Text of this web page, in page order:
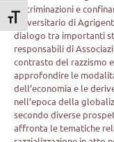
Attiva/disattiva
discriminazioni e
Universitario di
dialogo tra importanti
responsabili di
contrasto del razzismo
approfondire le
dell’economia e le
nell’epoca della
secondo diverse
affronta le tematiche